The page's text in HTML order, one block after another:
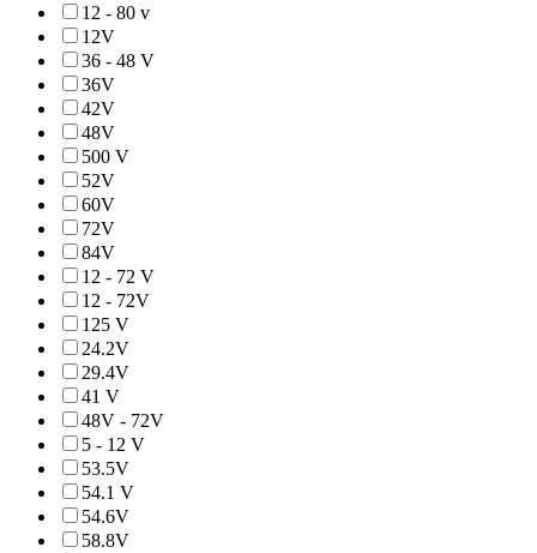
12 - 80 v
12V
36 - 48 V
36V
42V
48V
500 V
52V
60V
72V
84V
12 - 72 V
12 - 72V
125 V
24.2V
29.4V
41 V
48V - 72V
5 - 12 V
53.5V
54.1 V
54.6V
58.8V